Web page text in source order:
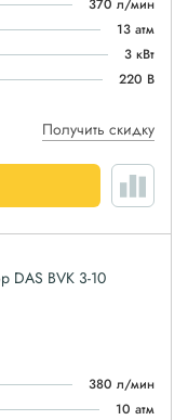
370 л/мин
13 атм
3 кВт
220 В
Получить скидку
DAS BVK 3-10
380 л/мин
10 атм